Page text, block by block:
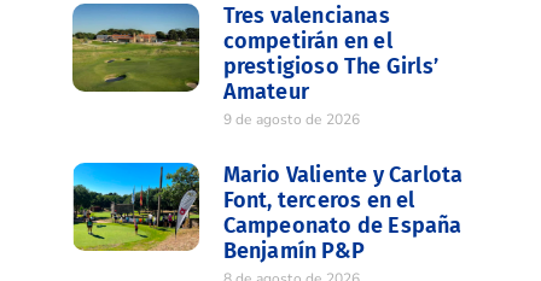
Tres valencianas
competirán en el
prestigioso The Girls’
Amateur
9 de agosto de 2026
Mario Valiente y Carlota
Font, terceros en el
Campeonato de España
Benjamín P&P